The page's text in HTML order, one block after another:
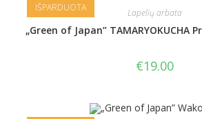
IŠPARDUOTA Lapelių arbata
„Green of Japan” TAMARYOKUCHA
€19.00